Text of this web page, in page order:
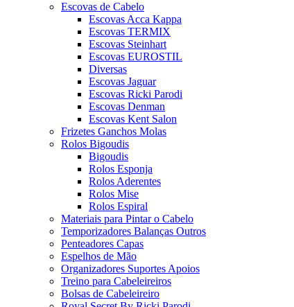
Escovas de Cabelo
Escovas Acca Kappa
Escovas TERMIX
Escovas Steinhart
Escovas EUROSTIL
Diversas
Escovas Jaguar
Escovas Ricki Parodi
Escovas Denman
Escovas Kent Salon
Frizetes Ganchos Molas
Rolos Bigoudis
Bigoudis
Rolos Esponja
Rolos Aderentes
Rolos Mise
Rolos Espiral
Materiais para Pintar o Cabelo
Temporizadores Balanças Outros
Penteadores Capas
Espelhos de Mão
Organizadores Suportes Apoios
Treino para Cabeleireiros
Bolsas de Cabeleireiro